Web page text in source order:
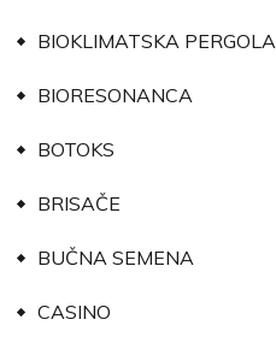
BIOKLIMATSKA PERGOLA
BIORESONANCA
BOTOKS
BRISAČE
BUČNA SEMENA
CASINO